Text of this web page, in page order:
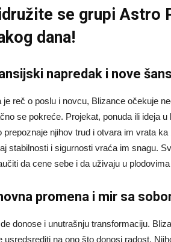
se grupiAstro
dana!
napredak i nove
je reč o poslu i novcu, Blizance očekuje
se pokreće. Projekat, ponuda ili ideja
prepoznaje njihov trud i otvara im vrata
stabilnosti i sigurnosti vraća im snagu.
da cene sebe i da uživaju u
promena i mir sa
donose i unutrašnju transformaciju.
usredsrediti na ono što donosi radost.